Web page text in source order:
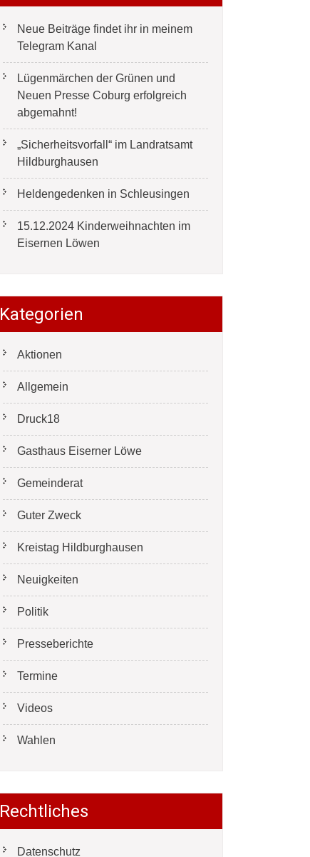
Neue Beiträge findet ihr in meinem
Telegram Kanal
Lügenmärchen der Grünen und
Neuen Presse Coburg erfolgreich
abgemahnt!
„Sicherheitsvorfall“ im Landratsamt
Hildburghausen
Heldengedenken in Schleusingen
15.12.2024 Kinderweihnachten im
Eisernen Löwen
Kategorien
Aktionen
Allgemein
Druck18
Gasthaus Eiserner Löwe
Gemeinderat
Guter Zweck
Kreistag Hildburghausen
Neuigkeiten
Politik
Presseberichte
Termine
Videos
Wahlen
Rechtliches
Datenschutz